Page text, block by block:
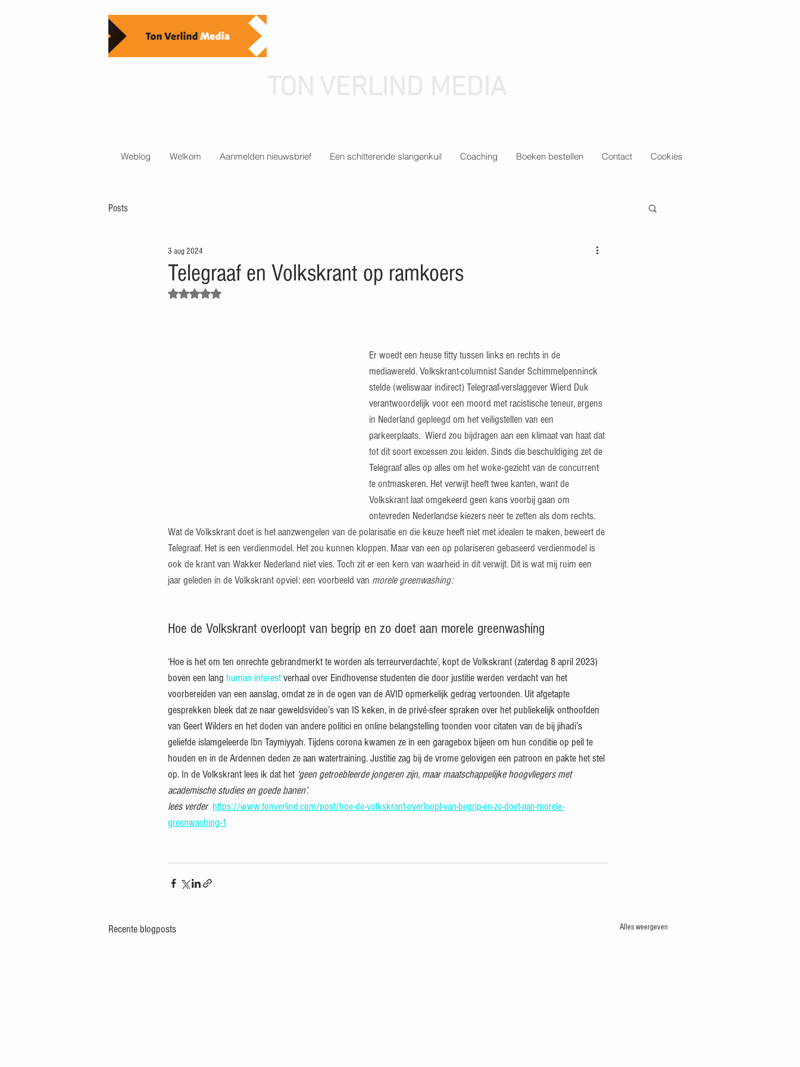
Weblog Welkom Aanmelden nieuwsbrief Een schitterende slangenkuil Coaching Boeken bestellen Contact Cookies
Posts
Telegraaf en Volkskrant op ramkoers
3 aug 2024
Beoordeeld met NaN uit 5 sterren.
Er woedt een heuse fitty tussen links en rechts in de
mediawereld. Volkskrant-columnist Sander Schimmelpenninck
stelde (weliswaar indirect) Telegraaf-verslaggever Wierd Duk
verantwoordelijk voor een moord met racistische teneur, ergens
in Nederland gepleegd om het veiligstellen van een
parkeerplaats.  Wierd zou bijdragen aan een klimaat van haat dat
tot dit soort excessen zou leiden. Sinds die beschuldiging zet de
Telegraaf alles op alles om het woke-gezicht van de concurrent
te ontmaskeren. Het verwijt heeft twee kanten, want de
Volkskrant laat omgekeerd geen kans voorbij gaan om
ontevreden Nederlandse kiezers neer te zetten als dom rechts.
Wat de Volkskrant doet is het aanzwengelen van de polarisatie en die keuze heeft niet met idealen te maken, beweert de
Telegraaf. Het is een verdienmodel. Het zou kunnen kloppen. Maar van een op polariseren gebaseerd verdienmodel is
ook de krant van Wakker Nederland niet vies. Toch zit er een kern van waarheid in dit verwijt. Dit is wat mij ruim een
jaar geleden in de Volkskrant opviel: een voorbeeld van morele greenwashing:
Hoe de Volkskrant overloopt van begrip en zo doet aan morele greenwashing
‘Hoe is het om ten onrechte gebrandmerkt te worden als terreurverdachte’, kopt de Volkskrant (zaterdag 8 april 2023)
boven een lang human interest verhaal over Eindhovense studenten die door justitie werden verdacht van het
voorbereiden van een aanslag, omdat ze in de ogen van de AVID opmerkelijk gedrag vertoonden. Uit afgetapte
gesprekken bleek dat ze naar geweldsvideo’s van IS keken, in de privé-sfeer spraken over het publiekelijk onthoofden
van Geert Wilders en het doden van andere politici en online belangstelling toonden voor citaten van de bij jihadi’s
geliefde islamgeleerde Ibn Taymiyyah. Tijdens corona kwamen ze in een garagebox bijeen om hun conditie op peil te
houden en in de Ardennen deden ze aan watertraining. Justitie zag bij de vrome gelovigen een patroon en pakte het stel
op. In de Volkskrant lees ik dat het ‘geen getroebleerde jongeren zijn, maar maatschappelijke hoogvliegers met
academische studies en goede banen’.
lees verder https://www.tonverlind.com/post/hoe-de-volkskrant-overloopt-van-begrip-en-zo-doet-aan-morele-
greenwashing-1
Recente blogposts Alles weergeven